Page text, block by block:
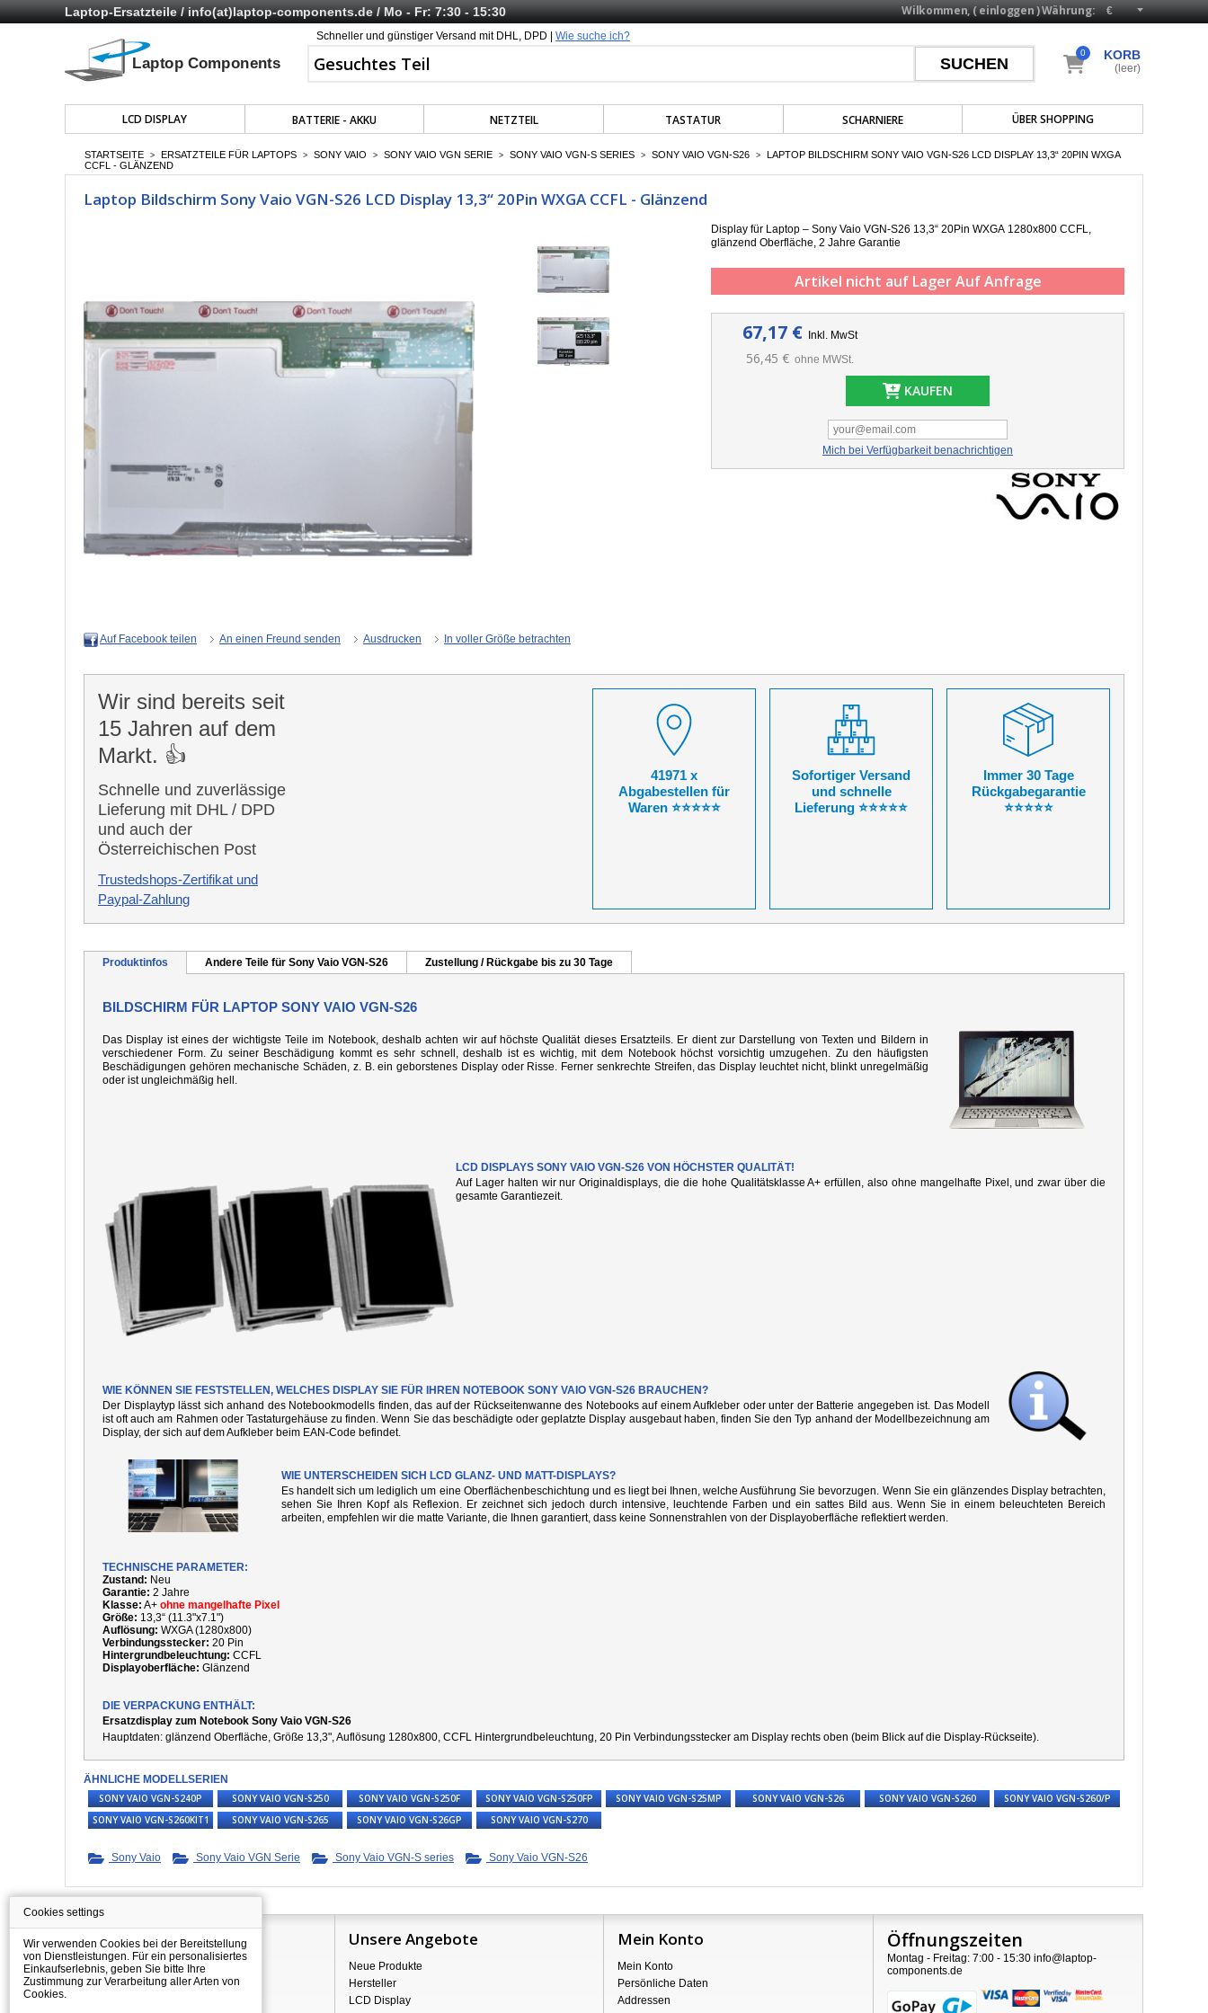
Laptop-Ersatzteile /info(at)laptop-components.de/ Mo - Fr: 7:30 - 15:30 Währung:
Wilkommen, (einloggen)
Schneller und günstiger Versand mit DHL, DPD | Wie suche ich?
LCD DISPLAY BATTERIE - AKKU NETZTEIL TASTATUR SCHARNIERE ÜBER SHOPPING
KORB
0
(leer)
STARTSEITE > ERSATZTEILE FÜR LAPTOPS > SONY VAIO > SONY VAIO VGN SERIE > SONY VAIO VGN-S SERIES > SONY VAIO VGN-S26 >
LAPTOP BILDSCHIRM SONY VAIO VGN-S26 LCD DISPLAY 13,3“ 20PIN WXGA
CCFL - GLÄNZEND
Laptop Bildschirm Sony Vaio VGN-S26 LCD Display 13,3“ 20Pin WXGA CCFL - Glänzend
Display für Laptop – Sony Vaio VGN-S26 13,3“ 20Pin WXGA 1280x800 CCFL,
g länzend Oberfläche, 2 Jahre Garantie
Artikel nicht auf Lager Auf Anfrage
67,17 € Inkl. MwSt
56,45 € ohne MWSt.
KAUFEN
Mich bei Verfügbarkeit benachrichtigen
Auf Facebook teilen An einen Freund senden Ausdrucken In voller Größe betrachten
Wir sind bereits seit
15 Jahren auf dem
Markt. 👍
Schnelle und zuverlässige
Lieferung mit DHL / DPD
und auch der
Österreichischen Post
Trustedshops-Zertifikat und
Paypal-Zahlung
41971 x
Abgabestellen für
Waren ⭐⭐⭐⭐⭐
Sofortiger Versand
und schnelle
Lieferung ⭐⭐⭐⭐⭐
Immer 30 Tage
Rückgabegarantie
⭐⭐⭐⭐⭐
Produktinfos Andere Teile für Sony Vaio VGN-S26 Zustellung / Rückgabe bis zu 30 Tage
BILDSCHIRM FÜR LAPTOP SONY VAIO VGN-S26
Das Display ist eines der wichtigste Teile im Notebook, deshalb achten wir auf höchste Qualität dieses Ersatzteils. Er dient zur Darstellung von Texten und Bildern in
verschiedener Form. Zu seiner Beschädigung kommt es sehr schnell, deshalb ist es wichtig, mit dem Notebook höchst vorsichtig umzugehen. Zu den häufigsten
Beschädigungen gehören mechanische Schäden, z. B. ein geborstenes Display oder Risse. Ferner senkrechte Streifen, das Display leuchtet nicht, blinkt unregelmäßig
oder ist ungleichmäßig hell.
LCD DISPLAYS SONY VAIO VGN-S26 VON HÖCHSTER QUALITÄT!
Auf Lager halten wir nur Originaldisplays, die die hohe Qualitätsklasse A+ erfüllen, also ohne mangelhafte Pixel, und zwar über die
gesamte Garantiezeit.
WIE KÖNNEN SIE FESTSTELLEN, WELCHES DISPLAY SIE FÜR IHREN NOTEBOOK SONY VAIO VGN-S26 BRAUCHEN?
Der Displaytyp lässt sich anhand des Notebookmodells finden, das auf der Rückseitenwanne des Notebooks auf einem Aufkleber oder unter der Batterie angegeben ist. Das Modell
ist oft auch am Rahmen oder Tastaturgehäuse zu finden. Wenn Sie das beschädigte oder geplatzte Display ausgebaut haben, finden Sie den Typ anhand der Modellbezeichnung am
Display, der sich auf dem Aufkleber beim EAN-Code befindet.
WIE UNTERSCHEIDEN SICH LCD GLANZ- UND MATT-DISPLAYS?
Es handelt sich um lediglich um eine Oberflächenbeschichtung und es liegt bei Ihnen, welche Ausführung Sie bevorzugen. Wenn Sie ein glänzendes Display betrachten,
sehen Sie Ihren Kopf als Reflexion. Er zeichnet sich jedoch durch intensive, leuchtende Farben und ein sattes Bild aus. Wenn Sie in einem beleuchteten Bereich
arbeiten, empfehlen wir die matte Variante, die Ihnen garantiert, dass keine Sonnenstrahlen von der Displayoberfläche reflektiert werden.
TECHNISCHE PARAMETER:
Zustand: Neu
Garantie: 2 Jahre
Klasse: A+ ohne mangelhafte Pixel
Größe: 13,3“ (11.3"x7.1")
Auflösung: WXGA (1280x800)
Verbindungsstecker: 20 Pin
Hintergrundbeleuchtung: CCFL
Displayoberfläche: Glänzend
DIE VERPACKUNG ENTHÄLT:
Ersatzdisplay zum Notebook Sony Vaio VGN-S26
Hauptdaten: g länzend Oberfläche, Größe 13,3", Auflösung 1280x800, CCFL Hintergrundbeleuchtung, 20 Pin Verbindungsstecker am Display rechts oben (beim Blick auf die Display-Rückseite).
ÄHNLICHE MODELLSERIEN
SONY VAIO VGN-S240P
SONY VAIO VGN-S250 SONY VAIO VGN-S250F SONY VAIO VGN-S250FP SONY VAIO VGN-S25MP SONY VAIO VGN-S26 SONY VAIO VGN-S260
SONY VAIO VGN-S260/P
SONY VAIO VGN-S260KIT1
SONY VAIO VGN-S265 SONY VAIO VGN-S26GP SONY VAIO VGN-S270
Sony Vaio Sony Vaio VGN Serie Sony Vaio VGN-S series Sony Vaio VGN-S26
Information
Über Shopping
Versand
Unsere Angebote
Neue Produkte
Hersteller
LCD Display
Mein Konto
Mein Konto
Persönliche Daten
Addressen
Öffnungszeiten
Montag - Freitag: 7:00 - 15:30 info@laptop-
components.de
Cookies settings
Wir verwenden Cookies bei der Bereitstellung
von Dienstleistungen. Für ein personalisiertes
Einkaufserlebnis, geben Sie bitte Ihre
Zustimmung zur Verarbeitung aller Arten von
Cookies.